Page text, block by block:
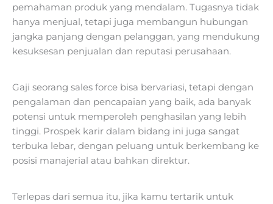
pemahaman produk yang mendalam. Tugasnya tidak
hanya menjual, tetapi juga membangun hubungan
jangka panjang dengan pelanggan, yang mendukung
kesuksesan penjualan dan reputasi perusahaan.
Gaji seorang sales force bisa bervariasi, tetapi dengan
pengalaman dan pencapaian yang baik, ada banyak
potensi untuk memperoleh penghasilan yang lebih
tinggi. Prospek karir dalam bidang ini juga sangat
terbuka lebar, dengan peluang untuk berkembang ke
posisi manajerial atau bahkan direktur.
Terlepas dari semua itu, jika kamu tertarik untuk